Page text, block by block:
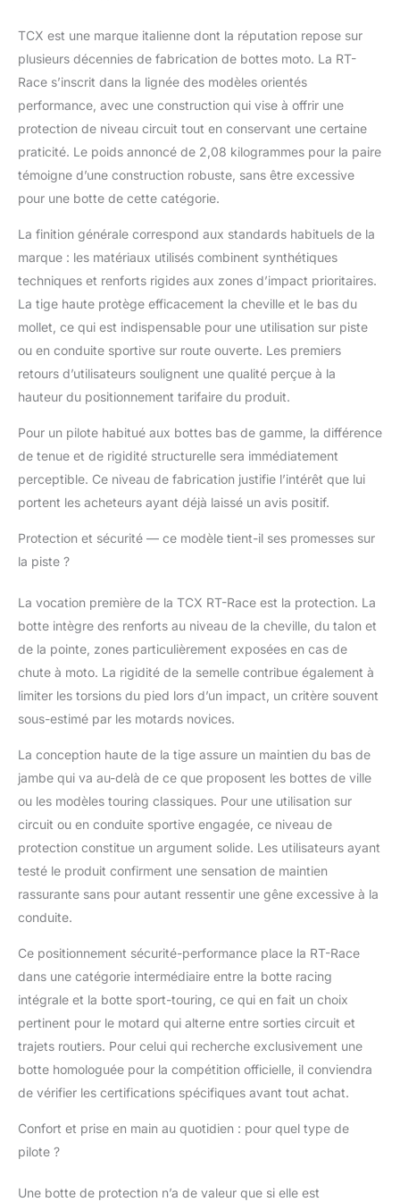
protection TPU dans la
zone de la pédale de
changement de
Système de laçage
Fasten Fit Control
(FFC) pour une
conduite plus précise;
Boucle en aluminium
micro-ajustable;
avec zip élastique et
panneau élastique
MATÉRIAUX
PRINCIPAUX: Partie
microfibre
PERFORMANCE
SHOCK: Système anti-
torsion Double Flex
réduire le risque
d’extension excessive
cheville; Contrefort
ergonomique en
slider latéral en
résistant à l'usure;
Plaque tibia
polyuréthane avec
entrées d'air; Sliders
sur le bout et le talon
en polyuréthane
résistant à l'abrasion
Doublure Air Tech en
mesh respirant
TCX est une marque italienne dont la réputation repose sur
plusieurs décennies de fabrication de bottes moto. La RT-
Race s’inscrit dans la lignée des modèles orientés
performance, avec une construction qui vise à offrir une
protection de niveau circuit tout en conservant une certaine
praticité. Le poids annoncé de 2,08 kilogrammes pour la paire
témoigne d’une construction robuste, sans être excessive
pour une botte de cette catégorie.
La finition générale correspond aux standards habituels de la
marque : les matériaux utilisés combinent synthétiques
techniques et renforts rigides aux zones d’impact prioritaires.
La tige haute protège efficacement la cheville et le bas du
mollet, ce qui est indispensable pour une utilisation sur piste
ou en conduite sportive sur route ouverte. Les premiers
retours d’utilisateurs soulignent une qualité perçue à la
hauteur du positionnement tarifaire du produit.
Pour un pilote habitué aux bottes bas de gamme, la différence
de tenue et de rigidité structurelle sera immédiatement
perceptible. Ce niveau de fabrication justifie l’intérêt que lui
portent les acheteurs ayant déjà laissé un avis positif.
Protection et sécurité — ce modèle tient-il ses promesses sur
la piste ?
La vocation première de la TCX RT-Race est la protection. La
botte intègre des renforts au niveau de la cheville, du talon et
de la pointe, zones particulièrement exposées en cas de
chute à moto. La rigidité de la semelle contribue également à
limiter les torsions du pied lors d’un impact, un critère souvent
sous-estimé par les motards novices.
La conception haute de la tige assure un maintien du bas de
jambe qui va au-delà de ce que proposent les bottes de ville
ou les modèles touring classiques. Pour une utilisation sur
circuit ou en conduite sportive engagée, ce niveau de
protection constitue un argument solide. Les utilisateurs ayant
testé le produit confirment une sensation de maintien
rassurante sans pour autant ressentir une gêne excessive à la
conduite.
Ce positionnement sécurité-performance place la RT-Race
dans une catégorie intermédiaire entre la botte racing
intégrale et la botte sport-touring, ce qui en fait un choix
pertinent pour le motard qui alterne entre sorties circuit et
trajets routiers. Pour celui qui recherche exclusivement une
botte homologuée pour la compétition officielle, il conviendra
de vérifier les certifications spécifiques avant tout achat.
Confort et prise en main au quotidien : pour quel type de
pilote ?
Une botte de protection n’a de valeur que si elle est